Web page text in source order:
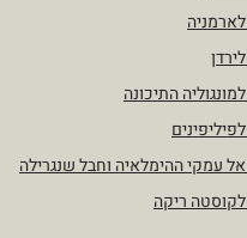
לארמניה
התיכונה
אל עמקי ההימלאיה וחבל שנגרילה
לקוסטה ריקה